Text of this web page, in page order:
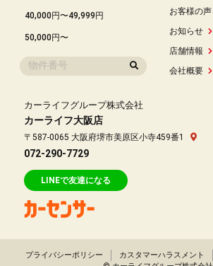
40,000円〜49,999円
50,000円〜
お客様の声
お知らせ
店舗情報
会社概要
カーライフグループ株式会社
カーライフ大阪店
〒587-0065 大阪府堺市美原区小寺459番1
072-290-7729
LINEで友達になる
プライバシーポリシー カスタマーハラスメント